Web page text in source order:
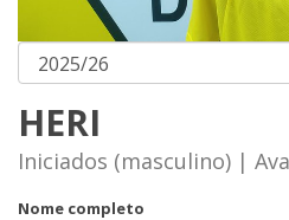
HERI
Iniciados (masculino) |
Nome completo